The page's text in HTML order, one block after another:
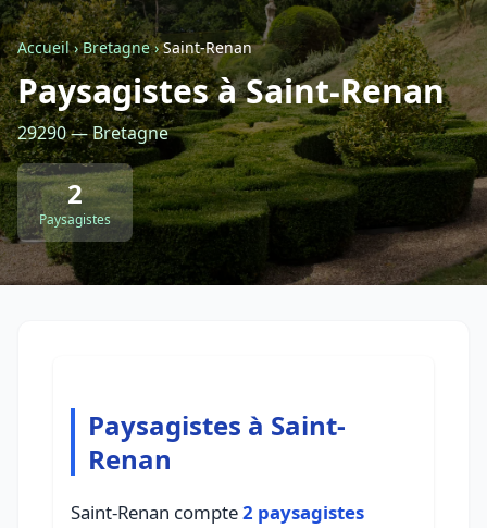
Retour à la liste des métiers
CGU- Confidentialité - Service proposé parViteUnDevis.com-Vous
Accueil›Bretagne›Saint-Renan
Paysagistes à Saint-Renan
29290 — Bretagne
2
Paysagistes
Paysagistes à Saint-
Renan
Saint-Renan compte2 paysagistes